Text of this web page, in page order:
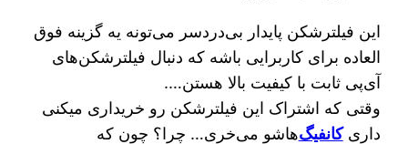
این فیلترشکن پایدار بی‌دردسر می‌تونه یه گزینه فوق
العاده برای کاربرایی باشه که دنبال فیلترشکن‌های
آی‌پی ثابت با کیفیت بالا هستن….
وقتی که اشتراک این فیلترشکن رو خریداری میکنی
داریکانفیگ‌هاشو می‌خری… چرا؟ چون که